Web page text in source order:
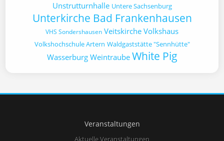
Unstrutturnhalle Untere Sachsenburg
Unterkirche Bad Frankenhausen
VHS Sondershausen Veitskirche Volkshaus
Volkshochschule Artern Waldgaststätte "Sennhütte"
Wasserburg Weintraube White Pig
Veranstaltungen
Aktuelle Veranstaltungen